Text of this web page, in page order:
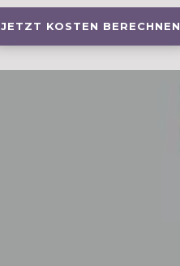
JETZT KOSTEN BERECHNEN